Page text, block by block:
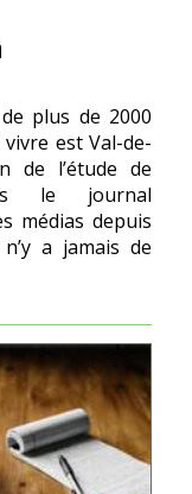
plus de 2000
est Val-de-
de l’étude de
le journal
médias depuis
a jamais de